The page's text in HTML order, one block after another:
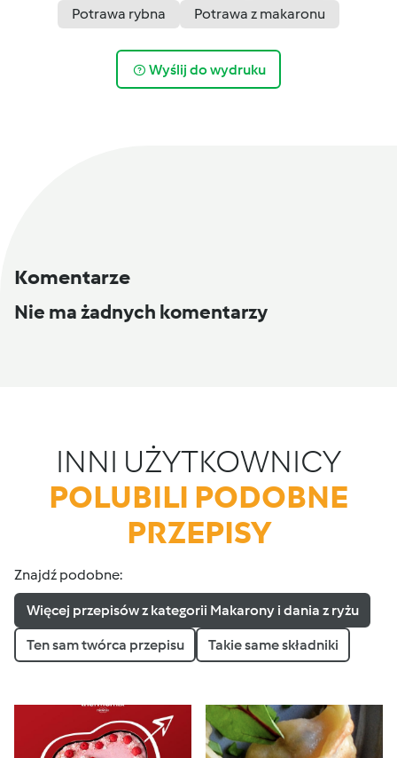
Potrawa rybna
Potrawa z makaronu
Wyślij do wydruku
Komentarze
Nie ma żadnych komentarzy
INNI UŻYTKOWNICY
POLUBILI PODOBNE
PRZEPISY
Znajdź podobne:
Więcej przepisów z kategorii Makarony i dania z ryżu
Ten sam twórca przepisu Takie same składniki